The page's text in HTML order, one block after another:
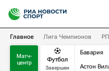
Главное Лига Чемпионов
Матч-
центр
Футбол
Завершен
Бавария
Астон